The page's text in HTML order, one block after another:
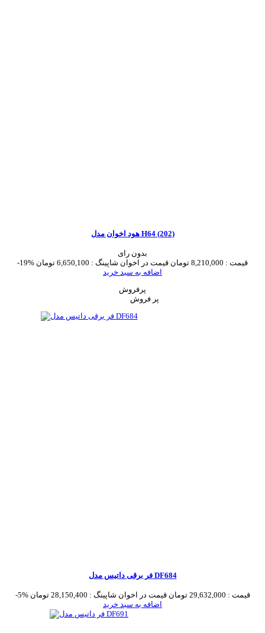
هود اخوان مدل H64 (202)
بدون رای
-19%
قیمت : 8,210,000 تومان قیمت در اخوان شاپینگ : 6,650,100 تومان
اضافه به سبد خرید
پرفروش
فر برقی داتیس مدل DF684
-5% قیمت : 29,632,000 تومان قیمت در اخوان شاپینگ : 28,150,400 تومان
اضافه به سبد خرید